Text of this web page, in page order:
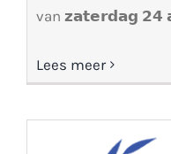
van 𝘇𝗮𝘁𝗲𝗿𝗱𝗮𝗴 𝟮𝟰
Lees meer